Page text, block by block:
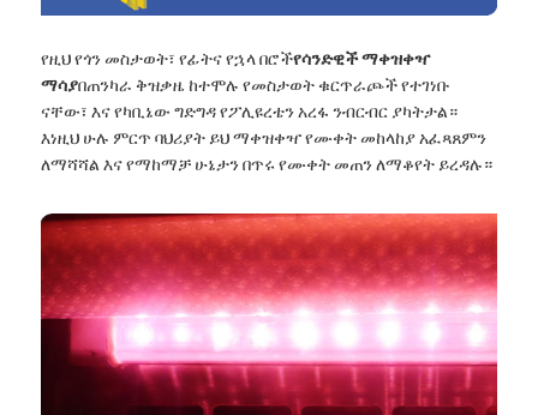
የዚህ የጎን መስታወት፣ የፊትና የኋላ በሮችየሳንድዊች ማቀዝቀዣ
ማሳያበጠንካራ ቅዝቃዜ ከተሞሉ የመስታወት ቁርጥራጮች የተገነቡ
ናቸው፣ እና የካቢኔው ግድግዳ የፖሊዩረቴን አረፋ ንብርብር ያካትታል።
እነዚህ ሁሉ ምርጥ ባህሪያት ይህ ማቀዝቀዣ የሙቀት መከላከያ አፈጻጸምን
ለማሻሻል እና የማከማቻ ሁኔታን በጥሩ የሙቀት መጠን ለማቆየት ይረዳሉ።